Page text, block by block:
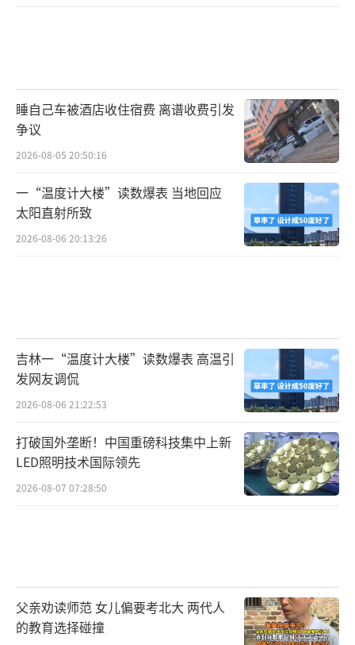
睡自己车被酒店收住宿费 离谱收费引发
争议
2026-08-05 20:50:16
一“温度计大楼”读数爆表 当地回应
太阳直射所致
2026-08-06 20:13:26
吉林一“温度计大楼”读数爆表 高温引
发网友调侃
2026-08-06 21:22:53
打破国外垄断！中国重磅科技集中上新
LED照明技术国际领先
2026-08-07 07:28:50
父亲劝读师范 女儿偏要考北大 两代人
的教育选择碰撞